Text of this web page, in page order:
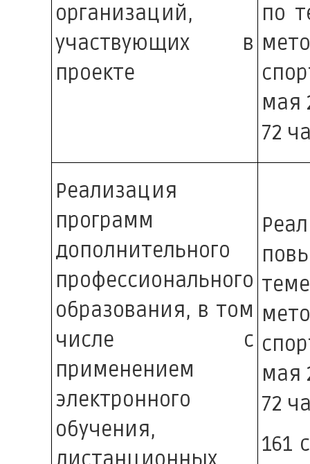
организаций,
участвующих в
проекте
по
мая
72
Реализация
программ
дополнительного
профессионального
образования, в том
числе с
применением
электронного
обучения,
мая
72
161